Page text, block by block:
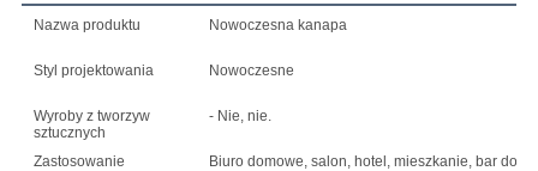
Nazwa produktu Nowoczesna kanapa
Styl projektowania Nowoczesne
Wyroby z tworzyw
sztucznych
- Nie, nie.
Zastosowanie Biuro domowe, salon, hotel, mieszkanie, bar